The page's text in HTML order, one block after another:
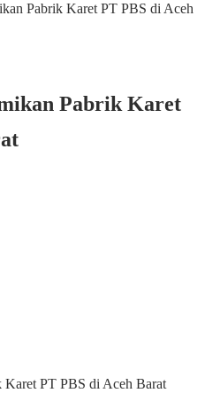
Pabrik Karet PT PBS di Aceh
Pabrik Karet
Karet PT PBS di Aceh Barat